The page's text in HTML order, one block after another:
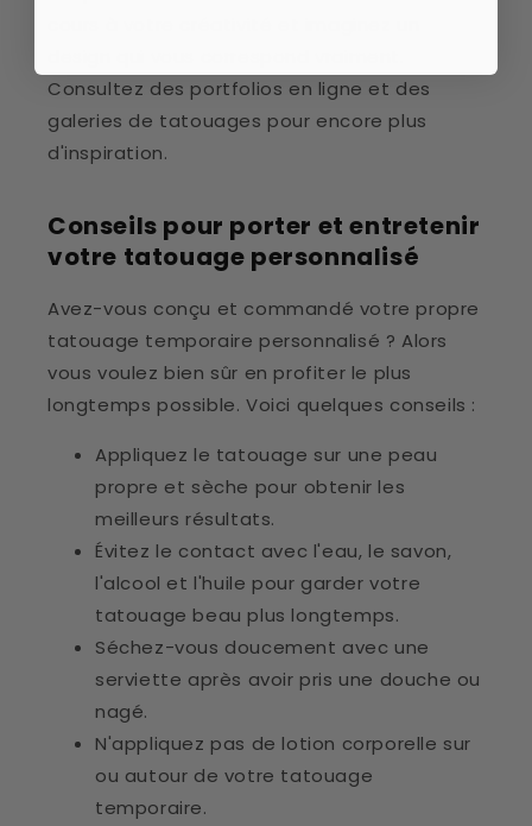
Consultez des portfolios en ligne et des
galeries de tatouages pour encore plus
d'inspiration.
Conseils pour porter et entretenir
votre tatouage personnalisé
Avez-vous conçu et commandé votre propre
tatouage temporaire personnalisé ? Alors
vous voulez bien sûr en profiter le plus
longtemps possible. Voici quelques conseils :
Appliquez le tatouage sur une peau
propre et sèche pour obtenir les
meilleurs résultats.
Évitez le contact avec l'eau, le savon,
l'alcool et l'huile pour garder votre
tatouage beau plus longtemps.
Séchez-vous doucement avec une
serviette après avoir pris une douche ou
nagé.
N'appliquez pas de lotion corporelle sur
ou autour de votre tatouage
temporaire.